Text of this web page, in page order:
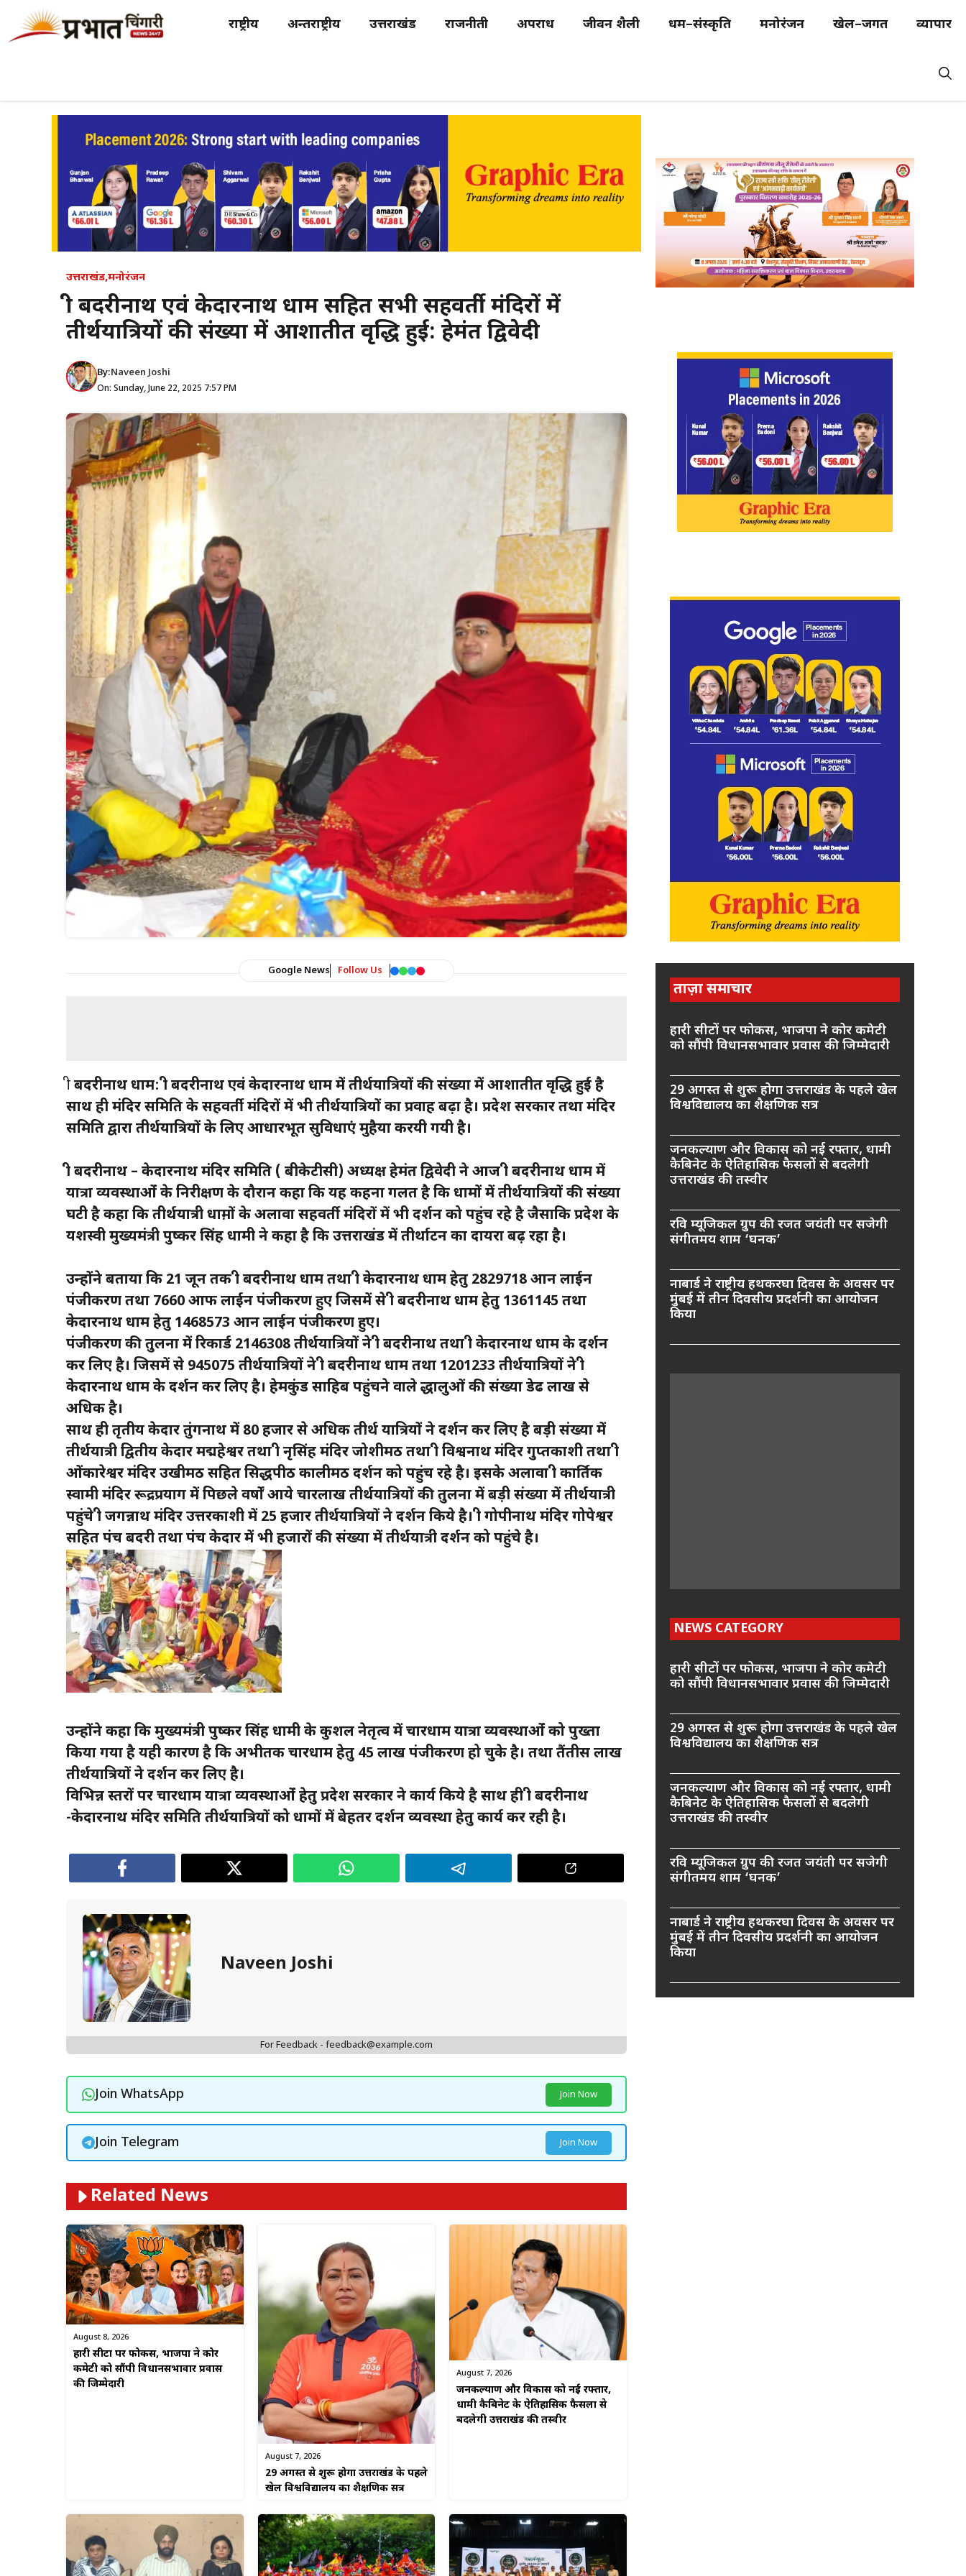
राष्ट्रीय अन्तर्राष्ट्रीय उत्तराखंड राजनीती अपराध जीवन शैली धर्म–संस्कृति मनोरंजन खेल–जगत व्यापार
उत्तराखंड,मनोरंजन
श्री बदरीनाथ एवं केदारनाथ धाम सहित सभी सहवर्ती मंदिरों में
तीर्थयात्रियों की संख्या में आशातीत वृद्धि हुई: हेमंत द्विवेदी
By:Naveen Joshi
On: Sunday, June 22, 2025 7:57 PM
Google News Follow Us
श्रीबदरीनाथ धाम: श्री बदरीनाथ एवं केदारनाथ धाम में तीर्थयात्रियों की संख्या में आशातीत वृद्धि हुई है
साथ ही मंदिर समिति के सहवर्ती मंदिरों में भी तीर्थयात्रियों का प्रवाह बढ़ा है। प्रदेश सरकार तथा मंदिर
समिति द्वारा तीर्थयात्रियों के लिए आधारभूत सुविधाएं मुहैया करयी गयी है।
श्री बदरीनाथ – केदारनाथ मंदिर समिति ( बीकेटीसी) अध्यक्ष हेमंत द्विवेदी ने आज श्री बदरीनाथ धाम में
यात्रा व्यवस्थाओंं के निरीक्षण के दौरान कहा कि यह कहना गलत है कि धामों में तीर्थयात्रियों की संख्या
घटी है कहा कि तीर्थयात्री धाम़ों के अलावा सहवर्ती मंदिरों में भी दर्शन को पहुंच रहे है जैसाकि प्रदेश के
यशस्वी मुख्यमंत्री पुष्कर सिंह धामी ने कहा है कि उत्तराखंड में तीर्थाटन का दायरा बढ़ रहा है।
उन्होंने बताया कि 21 जून तक श्री बदरीनाथ धाम तथा श्री केदारनाथ धाम हेतु 2829718 आन लाईन
पंजीकरण तथा 7660 आफ लाईन पंजीकरण हुए जिसमें से श्री बदरीनाथ धाम हेतु 1361145 तथा
केदारनाथ धाम हेतु 1468573 आन लाईन पंजीकरण हुए।
पंजीकरण की तुलना में रिकार्ड 2146308 तीर्थयात्रियों ने श्री बदरीनाथ तथा श्री केदारनाथ धाम के दर्शन
कर लिए है। जिसमें से 945075 तीर्थयात्रियों ने श्री बदरीनाथ धाम तथा 1201233 तीर्थयात्रियों ने श्री
केदारनाथ धाम के दर्शन कर लिए है। हेमकुंड साहिब पहुंचने वाले श्रद्धालुओं की संख्या डेढ लाख से
अधिक है।
साथ ही तृतीय केदार तुंगनाथ में 80 हजार से अधिक तीर्थ यात्रियों ने दर्शन कर लिए है बड़ी संख्या में
तीर्थयात्री द्वितीय केदार मद्महेश्वर तथा श्री नृसिंह मंदिर जोशीमठ तथा श्री विश्वनाथ मंदिर गुप्तकाशी तथा श्री
ओंकारेश्वर मंदिर उखीमठ सहित सिद्धपीठ कालीमठ दर्शन को पहुंच रहे है। इसके अलावा श्री कार्तिक
स्वामी मंदिर रूद्रप्रयाग में पिछले वर्षों आये चारलाख तीर्थयात्रियों की तुलना में बड़ी संख्या में तीर्थयात्री
पहुंचे श्री जगन्नाथ मंदिर उत्तरकाशी में 25 हजार तीर्थयात्रियों ने दर्शन किये है। श्री गोपीनाथ मंदिर गोपेश्वर
सहित पंच बदरी तथा पंच केदार में भी हजारों की संख्या में तीर्थयात्री दर्शन को पहुंचे है।
उन्होंने कहा कि मुख्यमंत्री पुष्कर सिंह धामी के कुशल नेतृत्व में चारधाम यात्रा व्यवस्थाओंं को पुख्ता
किया गया है यही कारण है कि अभीतक चारधाम हेतु 45 लाख पंजीकरण हो चुके है। तथा तैंतीस लाख
तीर्थयात्रियों ने दर्शन कर लिए है।
विभिन्न स्तरों पर चारधाम यात्रा व्यवस्थाओंं हेतु प्रदेश सरकार ने कार्य किये है साथ ही श्री बदरीनाथ
-केदारनाथ मंदिर समिति तीर्थयात्रियों को धामों में बेहतर दर्शन व्यवस्था हेतु कार्य कर रही है।
Naveen Joshi
For Feedback - feedback@example.com
Join WhatsApp Join Now
Join Telegram Join Now
Related News
August 8, 2026
हारी सीटों पर फोकस, भाजपा ने कोर
कमेटी को सौंपी विधानसभावार प्रवास
की जिम्मेदारी
August 7, 2026
29 अगस्त से शुरू होगा उत्तराखंड के पहले
खेल विश्वविद्यालय का शैक्षणिक सत्र
August 7, 2026
जनकल्याण और विकास को नई रफ्तार,
धामी कैबिनेट के ऐतिहासिक फैसलों से
बदलेगी उत्तराखंड की तस्वीर
ताज़ा समाचार
हारी सीटों पर फोकस, भाजपा ने कोर कमेटी
को सौंपी विधानसभावार प्रवास की जिम्मेदारी
29 अगस्त से शुरू होगा उत्तराखंड के पहले खेल
विश्वविद्यालय का शैक्षणिक सत्र
जनकल्याण और विकास को नई रफ्तार, धामी
कैबिनेट के ऐतिहासिक फैसलों से बदलेगी
उत्तराखंड की तस्वीर
रवि म्यूजिकल ग्रुप की रजत जयंती पर सजेगी
संगीतमय शाम ‘घनक’
नाबार्ड ने राष्ट्रीय हथकरघा दिवस के अवसर पर
मुंबई में तीन दिवसीय प्रदर्शनी का आयोजन
किया
NEWS CATEGORY
हारी सीटों पर फोकस, भाजपा ने कोर कमेटी
को सौंपी विधानसभावार प्रवास की जिम्मेदारी
29 अगस्त से शुरू होगा उत्तराखंड के पहले खेल
विश्वविद्यालय का शैक्षणिक सत्र
जनकल्याण और विकास को नई रफ्तार, धामी
कैबिनेट के ऐतिहासिक फैसलों से बदलेगी
उत्तराखंड की तस्वीर
रवि म्यूजिकल ग्रुप की रजत जयंती पर सजेगी
संगीतमय शाम ‘घनक’
नाबार्ड ने राष्ट्रीय हथकरघा दिवस के अवसर पर
मुंबई में तीन दिवसीय प्रदर्शनी का आयोजन
किया